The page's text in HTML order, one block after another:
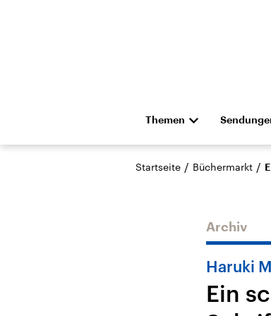
Themen
Die Nachrichten
Hörspiel und Feature
Landtagswahl Sachsen-
Startseite / Büchermarkt /
Archiv
Haruki
Ein